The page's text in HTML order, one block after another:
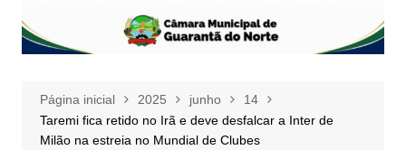
Página inicial 2025 junho
14
Taremi fica retido no Irã e deve desfalcar a Inter de
Milão na estreia no Mundial de Clubes